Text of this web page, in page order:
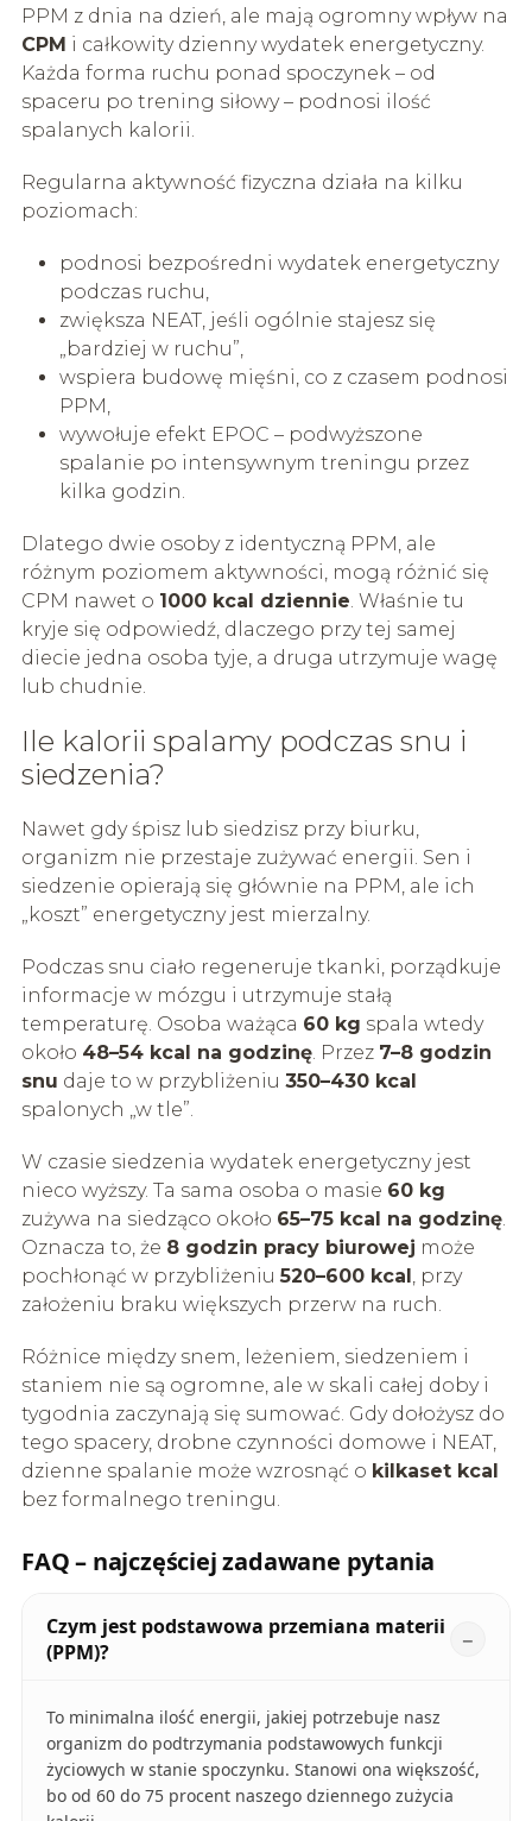
PPM z dnia na dzień, ale mają ogromny wpływ na
CPM i całkowity dzienny wydatek energetyczny.
Każda forma ruchu ponad spoczynek – od
spaceru po trening siłowy – podnosi ilość
spalanych kalorii.
Regularna aktywność fizyczna działa na kilku
poziomach:
podnosi bezpośredni wydatek energetyczny
podczas ruchu,
zwiększa NEAT, jeśli ogólnie stajesz się
„bardziej w ruchu”,
wspiera budowę mięśni, co z czasem podnosi
PPM,
wywołuje efekt EPOC – podwyższone
spalanie po intensywnym treningu przez
kilka godzin.
Dlatego dwie osoby z identyczną PPM, ale
różnym poziomem aktywności, mogą różnić się
CPM nawet o 1000 kcal dziennie. Właśnie tu
kryje się odpowiedź, dlaczego przy tej samej
diecie jedna osoba tyje, a druga utrzymuje wagę
lub chudnie.
Ile kalorii spalamy podczas snu i
siedzenia?
Nawet gdy śpisz lub siedzisz przy biurku,
organizm nie przestaje zużywać energii. Sen i
siedzenie opierają się głównie na PPM, ale ich
„koszt” energetyczny jest mierzalny.
Podczas snu ciało regeneruje tkanki, porządkuje
informacje w mózgu i utrzymuje stałą
temperaturę. Osoba ważąca 60 kg spala wtedy
około 48–54 kcal na godzinę. Przez 7–8 godzin
snu daje to w przybliżeniu 350–430 kcal
spalonych „w tle”.
W czasie siedzenia wydatek energetyczny jest
nieco wyższy. Ta sama osoba o masie 60 kg
zużywa na siedząco około 65–75 kcal na godzinę.
Oznacza to, że 8 godzin pracy biurowej może
pochłonąć w przybliżeniu520–600 kcal, przy
założeniu braku większych przerw na ruch.
Różnice między snem, leżeniem, siedzeniem i
staniem nie są ogromne, ale w skali całej doby i
tygodnia zaczynają się sumować. Gdy dołożysz do
tego spacery, drobne czynności domowe i NEAT,
dzienne spalanie może wzrosnąć o kilkaset kcal
bez formalnego treningu.
FAQ – najczęściej zadawane pytania
Czym jest podstawowa przemiana materii
(PPM)?
To minimalna ilość energii, jakiej potrzebuje nasz
organizm do podtrzymania podstawowych funkcji
życiowych w stanie spoczynku. Stanowi ona większość,
bo od 60 do 75 procent naszego dziennego zużycia